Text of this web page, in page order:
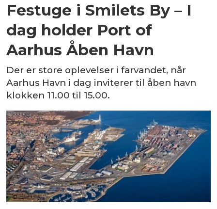
Festuge i Smilets By – I
dag holder Port of
Aarhus Åben Havn
Der er store oplevelser i farvandet, når
Aarhus Havn i dag inviterer til åben havn
klokken 11.00 til 15.00.